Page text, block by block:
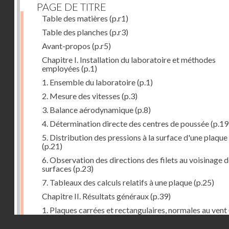
PAGE DE TITRE
Table des matières (p.r1)
Table des planches (p.r3)
Avant-propos (p.r5)
Chapitre I. Installation du laboratoire et méthodes
employées (p.1)
1. Ensemble du laboratoire(p.1)
2. Mesure des vitesses (p.3)
3. Balance aérodynamique(p.8)
4. Détermination directe des centres de poussée
5. Distribution des pressions à la surface d'une plaque
(p.21)
6. Observation des directions des filets au voisinage
surfaces (p.23)
7. Tableaux des calculs relatifs à une plaque(p.25)
Chapitre II. Résultats généraux(p.39)
1. Plaques carrées et rectangulaires, normales au vent